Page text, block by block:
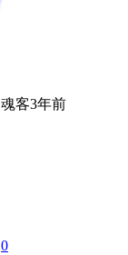
魂客3年前
0